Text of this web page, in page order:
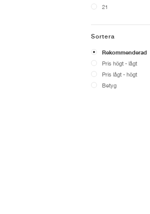
21
Sortera
Rekommenderad
Pris högt - lågt
Pris lågt - högt
Betyg